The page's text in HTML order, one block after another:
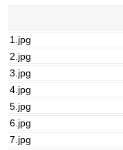
1.jpg
2.jpg
3.jpg
4.jpg
5.jpg
6.jpg
7.jpg